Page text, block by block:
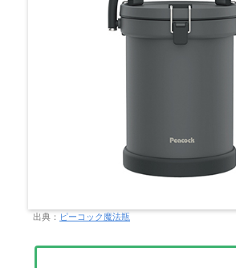
出典： ピーコック魔法瓶